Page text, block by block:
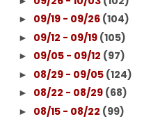
► 09/19 - 09/26 (104)
► 09/12 - 09/19 (105)
► 09/05 - 09/12 (97)
► 08/29 - 09/05 (124)
► 08/22 - 08/29 (68)
► 08/15 - 08/22 (99)